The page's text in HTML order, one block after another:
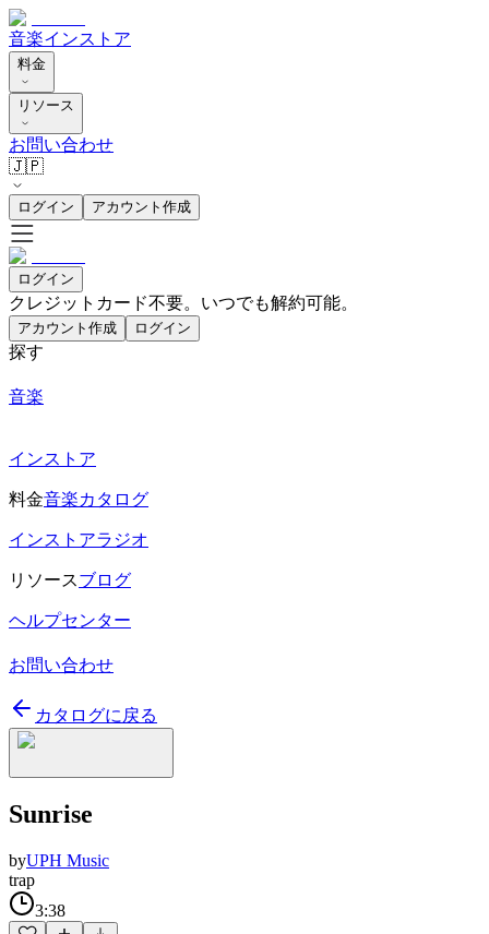
音楽インストア
料金
リソース
お問い合わせ
🇯🇵
ログイン アカウント作成
ログイン
クレジットカード不要。いつでも解約可能。
アカウント作成 ログイン
探す
音楽
インストア
料金音楽カタログ
インストアラジオ
リソースブログ
ヘルプセンター
お問い合わせ
カタログに戻る
Sunrise
byUPH Music
trap
3:38